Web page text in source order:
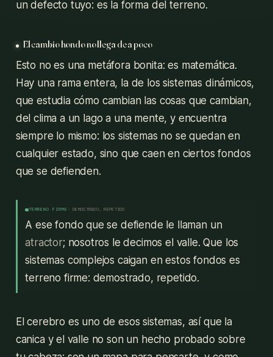
un defecto tuyo: es la forma del terreno.
El cambio hondo no llega de a poco
Esto no es una metáfora bonita: es matemática.
Hay una rama entera, la de los sistemas dinámicos,
que estudia cómo cambian las cosas que cambian,
del clima a un lago a una mente, y encuentra
siempre lo mismo: los sistemas no se quedan en
cualquier estado, sino que caen en ciertos fondos
que se defienden.
TERRENO FIRME · DEMOSTRADO, REPETIDO
A ese fondo que se defiende le llaman un
atractor; nosotros le decimos el valle. Que los
sistemas complejos caigan en estos fondos es
terreno firme: demostrado, repetido.
El cerebro es uno de esos sistemas, así que la
canica y el valle no son un hecho probado sobre